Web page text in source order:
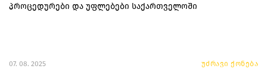
პროცედურები და უფლებები საქართველოში
07. 08. 2025 უძრავი ქონება